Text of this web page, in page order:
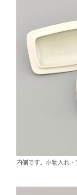
内側です。小物入れ